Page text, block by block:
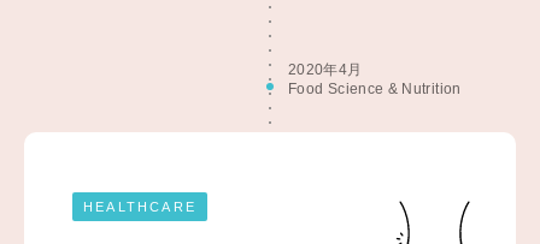
2020年4月
Food Science & Nutrition
HEALTHCARE